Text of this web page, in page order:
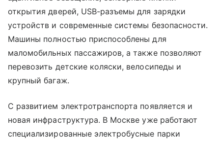
открытия дверей, USB-разъемы для зарядки
устройств и современные системы безопасности.
Машины полностью приспособлены для
маломобильных пассажиров, а также позволяют
перевозить детские коляски, велосипеды и
крупный багаж.
С развитием электротранспорта появляется и
новая инфраструктура. В Москве уже работают
специализированные электробусные парки